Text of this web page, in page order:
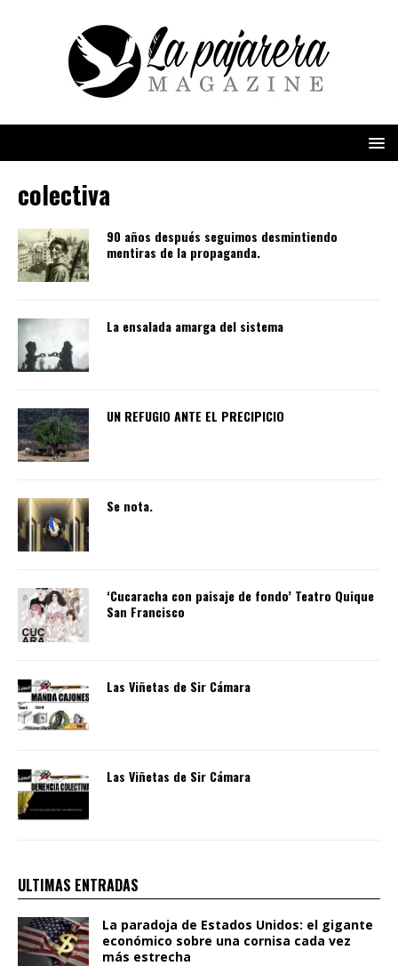
colectiva
90 años después seguimos desmintiendo
mentiras de la propaganda.
La ensalada amarga del sistema
UN REFUGIO ANTE EL PRECIPICIO
Se nota.
‘Cucaracha con paisaje de fondo’ Teatro Quique
San Francisco
Las Viñetas de Sir Cámara
Las Viñetas de Sir Cámara
ULTIMAS ENTRADAS
La paradoja de Estados Unidos: el gigante
económico sobre una cornisa cada vez
más estrecha